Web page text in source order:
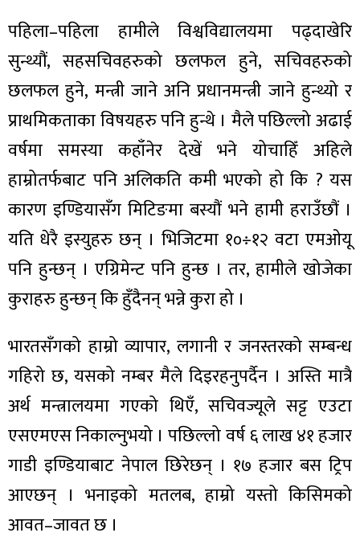
पहिला–पहिला हामीले विश्वविद्यालयमा पढ्दाखेरि
सुन्थ्यौं, सहसचिवहरुको छलफल हुने, सचिवहरुको
छलफल हुने, मन्त्री जाने अनि प्रधानमन्त्री जाने हुन्थ्यो र
प्राथमिकताका विषयहरु पनि हुन्थे । मैले पछिल्लो अढाई
वर्षमा समस्या कहाँनेर देखें भने योचाहिँ अहिले
हाम्रोतर्फबाट पनि अलिकति कमी भएको हो कि ? यस
कारण इण्डियासँग मिटिङमा बस्यौं भने हामी हराउँछौं ।
यति धेरै इस्युहरु छन् । भिजिटमा १०÷१२ वटा एमओयू
पनि हुन्छन् । एग्रिमेन्ट पनि हुन्छ । तर, हामीले खोजेका
कुराहरु हुन्छन् कि हुँदैनन् भन्ने कुरा हो ।
भारतसँगको हाम्रो व्यापार, लगानी र जनस्तरको सम्बन्ध
गहिरो छ, यसको नम्बर मैले दिइरहनुपर्दैन । अस्ति मात्रै
अर्थ मन्त्रालयमा गएको थिएँ, सचिवज्यूले सट्ट एउटा
एसएमएस निकाल्नुभयो । पछिल्लो वर्ष ६ लाख ४१ हजार
गाडी इण्डियाबाट नेपाल छिरेछन् । १७ हजार बस ट्रिप
आएछन् । भनाइको मतलब, हाम्रो यस्तो किसिमको
आवत–जावत छ ।